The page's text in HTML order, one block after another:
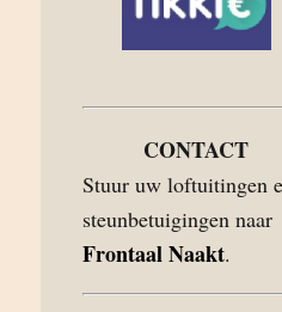
CONTACT
Stuur uw loftuitingen
steunbetuigingen naar
Frontaal Naakt.